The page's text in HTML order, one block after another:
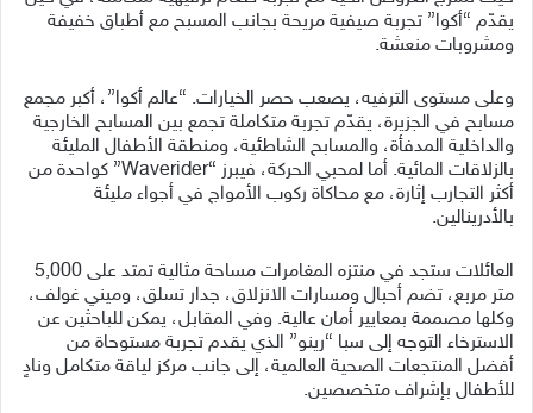
يقدّم “أكوا” تجربة صيفية مريحة بجانب المسبح مع أطباق خفيفة
ومشروبات منعشة.
وعلى مستوى الترفيه، يصعب حصر الخيارات. “عالم أكوا”، أكبر مجمع
مسابح في الجزيرة، يقدّم تجربة متكاملة تجمع بين المسابح الخارجية
والداخلية المدفأة، والمسابح الشاطئية، ومنطقة الأطفال المليئة
بالزلاقات المائية. أما لمحبي الحركة، فيبرز “Waverider” كواحدة من
أكثر التجارب إثارة، مع محاكاة ركوب الأمواج في أجواء مليئة
بالأدرينالين.
العائلات ستجد في منتزه المغامرات مساحة مثالية تمتد على 5,000
متر مربع، تضم أحبال ومسارات الانزلاق، جدار تسلق، وميني غولف،
وكلها مصممة بمعايير أمان عالية. وفي المقابل، يمكن للباحثين عن
الاسترخاء التوجه إلى سبا “رينو” الذي يقدم تجربة مستوحاة من
أفضل المنتجعات الصحية العالمية، إلى جانب مركز لياقة متكامل ونادٍ
للأطفال بإشراف متخصصين.